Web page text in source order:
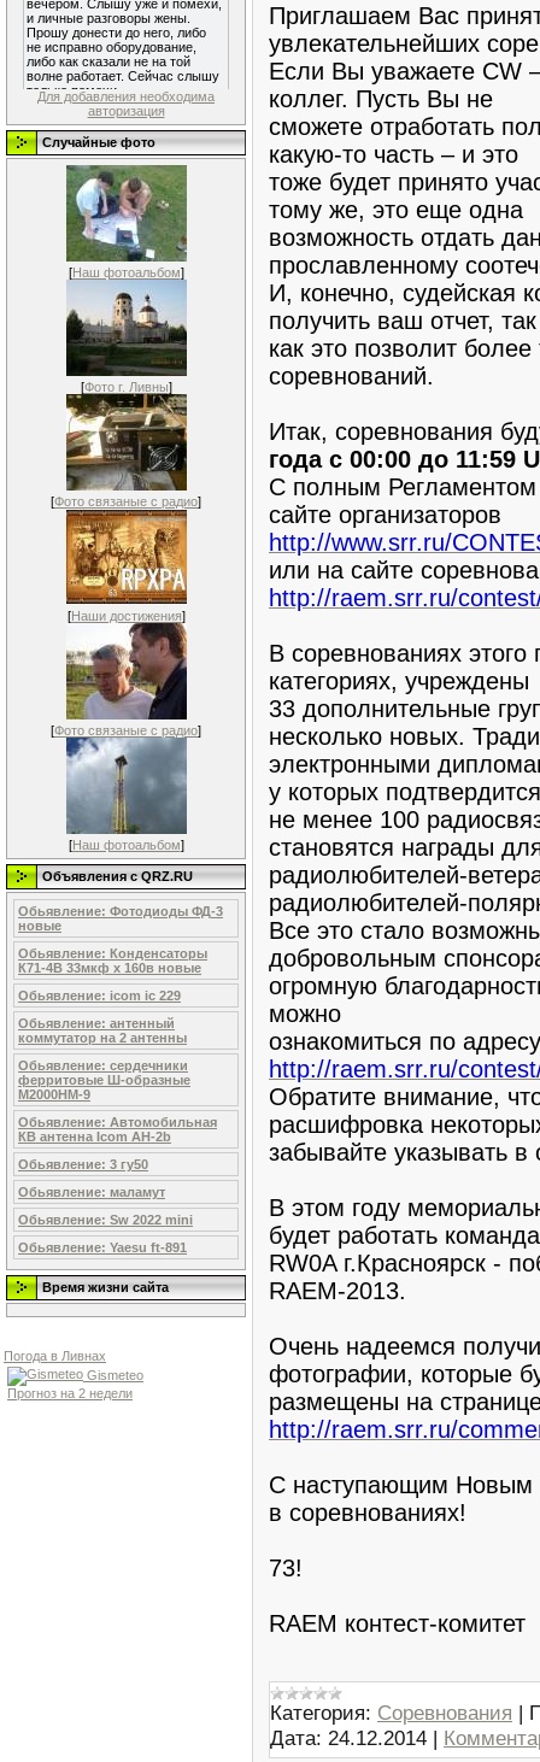
Для добавления необходима
авторизация
Случайные фото
[Наш фотоальбом]
[Фото г. Ливны]
[Фото связаные с радио]
[Наши достижения]
[Фото связаные с радио]
[Наш фотоальбом]
Объявления c QRZ.RU
Обьявление: Фотодиоды ФД-3
новые
Обьявление: Конденсаторы
К71-4В 33мкф х 160в новые
Обьявление: icom ic 229
Обьявление: антенный
коммутатор на 2 антенны
Обьявление: сердечники
ферритовые Ш-образные
М2000НМ-9
Обьявление: Автомобильная
КВ антенна Icom AH-2b
Обьявление: 3 гу50
Обьявление: маламут
Обьявление: Sw 2022 mini
Обьявление: Yaesu ft-891
Время жизни сайта
Погода в Ливнах
Gismeteo
Прогноз на 2 недели
Приглашаем Вас
увлекательнейших
Если Вы уважаете CW
коллег. Пусть Вы не
сможете отработать
какую-то часть – и это
тоже будет принято
тому же, это еще одна
возможность отдать
прославленному
И, конечно, судейская
получить ваш отчет, так
как это позволит
соревнований.
Итак, соревнования
года с 00:00 до 11:59
С полным
сайте организаторов
http://www.srr.ru/
или на сайте
http://raem.srr.ru/
В соревнованиях
категориях, учреждены
33 дополнительные
несколько новых.
электронными
у которых подтвердится
не менее 100
становятся награды
радиолюбителей-
радиолюбителей-
Все это стало
добровольным
огромную
можно
ознакомиться по адресу
http://raem.srr.ru/
Обратите внимание,
расшифровка
забывайте указывать
В этом году
будет работать команда
RW0A г.Красноярск -
RAEM-2013.
Очень надеемся
фотографии, которые
размещены на
http://raem.srr.ru/
С наступающим Новым
в соревнованиях!
73!
RAEM контест-комитет
Категория: Соревнования |
Дата: 24.12.2014 |